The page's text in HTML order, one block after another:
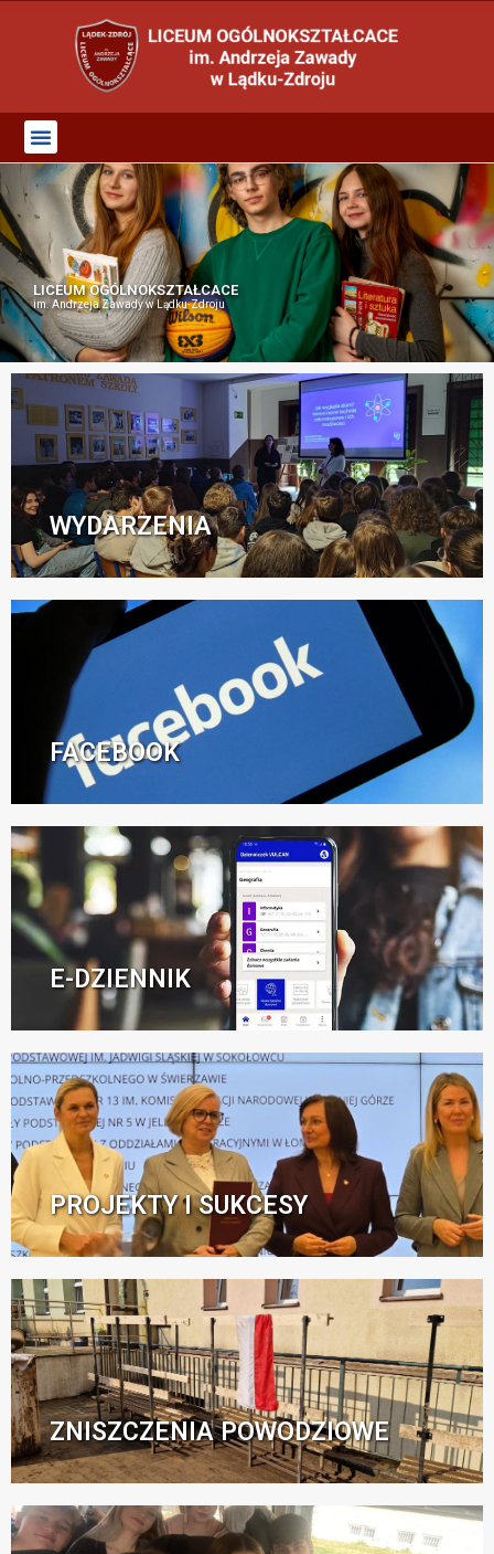
LICEUM OGÓLNOKSZTAŁCACE
im. Andrzeja Zawady w Lądku-Zdroju
WYDARZENIA
FACEBOOK
E-DZIENNIK
PROJEKTY I SUKCESY
ZNISZCZENIA POWODZIOWE